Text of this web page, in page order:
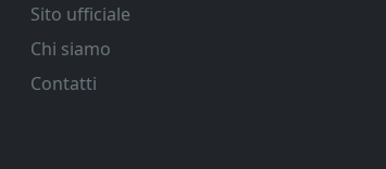
Sito ufficiale
Chi siamo
Contatti